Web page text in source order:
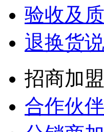
验收及
退换货
招商加盟
合作伙伴